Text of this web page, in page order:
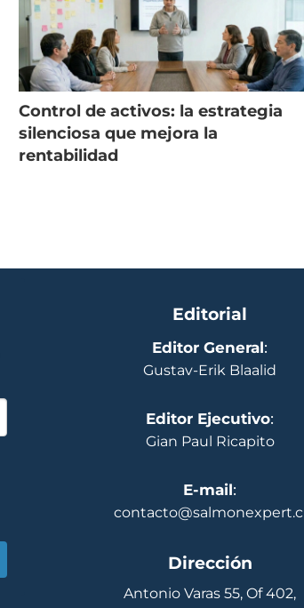
Control de activos: la estrategia
silenciosa que mejora la
rentabilidad
Editorial
Editor General:
Gustav-Erik Blaalid
Editor Ejecutivo:
Gian Paul Ricapito
E-mail:
contacto@salmonexpert.cl
Dirección
Antonio Varas 55, Of 402,